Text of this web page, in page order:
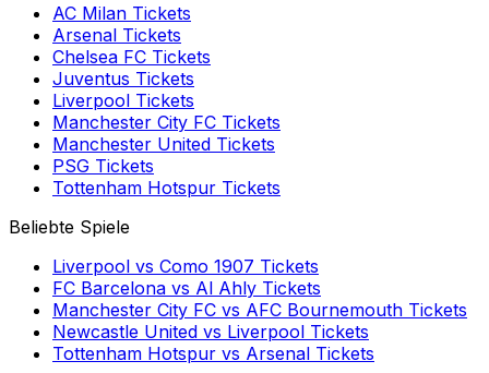
AC Milan Tickets
Arsenal Tickets
Chelsea FC Tickets
Juventus Tickets
Liverpool Tickets
Manchester City FC Tickets
Manchester United Tickets
PSG Tickets
Tottenham Hotspur Tickets
Beliebte Spiele
Liverpool vs Como 1907 Tickets
FC Barcelona vs Al Ahly Tickets
Manchester City FC vs AFC Bournemouth Tickets
Newcastle United vs Liverpool Tickets
Tottenham Hotspur vs Arsenal Tickets